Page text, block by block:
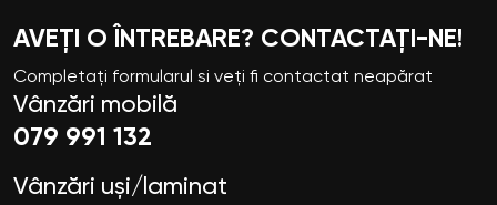
AVEȚI O ÎNTREBARE? CONTACTAȚI-NE!
Completați formularul si veți fi contactat neapărat
Vânzări mobilă
079 991 132
Vânzări uși/laminat